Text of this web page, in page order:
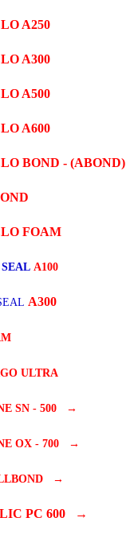
A250
A300
A500
A600
BOND - (ABOND)
FOAM
A100
A300
ULTRA
SN - 500 →
OX - 700 →
→
PC 600 →